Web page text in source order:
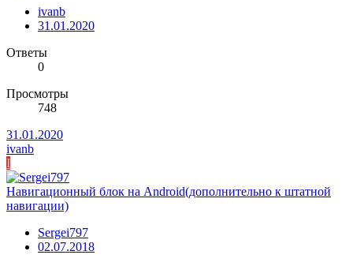
ivanb
31.01.2020
Ответы
0
Просмотры
748
31.01.2020
ivanb
I
Навигационный блок на Android(дополнительно к штатной
навигации)
Sergei797
02.07.2018